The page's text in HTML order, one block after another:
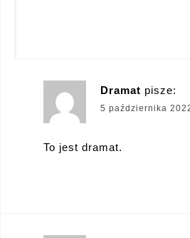
Dramat pisze:
5 października
To jest dramat.